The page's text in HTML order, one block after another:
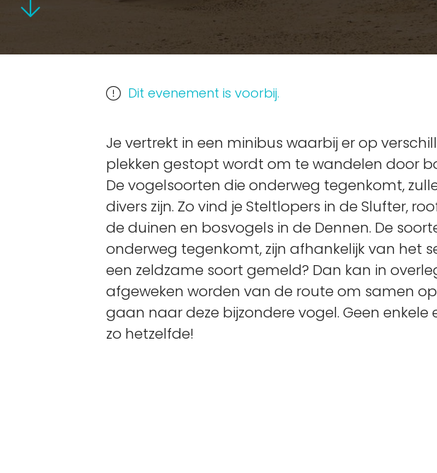
Dit evenement is voorbij.
Je vertrekt in een minibus waarbij er op
plekken gestopt wordt om te wandelen door
De vogelsoorten die onderweg tegenkomt,
divers zijn. Zo vind je Steltlopers in de Slufter,
de duinen en bosvogels in de Dennen. De
onderweg tegenkomt, zijn afhankelijk van het
een zeldzame soort gemeld? Dan kan in
afgeweken worden van de route om samen
gaan naar deze bijzondere vogel. Geen enkele
zo hetzelfde!